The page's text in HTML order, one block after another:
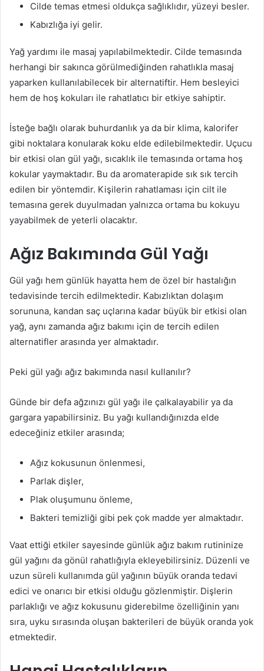
Cilde temas etmesi oldukça sağlıklıdır, yüzeyi besler.
Kabızlığa iyi gelir.
Yağ yardımı ile masaj yapılabilmektedir. Cilde temasında
herhangi bir sakınca görülmediğinden rahatlıkla masaj
yaparken kullanılabilecek bir alternatiftir. Hem besleyici
hem de hoş kokuları ile rahatlatıcı bir etkiye sahiptir.
İsteğe bağlı olarak buhurdanlık ya da bir klima, kalorifer
gibi noktalara konularak koku elde edilebilmektedir. Uçucu
bir etkisi olan gül yağı, sıcaklık ile temasında ortama hoş
kokular yaymaktadır. Bu da aromaterapide sık sık tercih
edilen bir yöntemdir. Kişilerin rahatlaması için cilt ile
temasına gerek duyulmadan yalnızca ortama bu kokuyu
yayabilmek de yeterli olacaktır.
Ağız Bakımında Gül Yağı
Gül yağı hem günlük hayatta hem de özel bir hastalığın
tedavisinde tercih edilmektedir. Kabızlıktan dolaşım
sorununa, kandan saç uçlarına kadar büyük bir etkisi olan
yağ, aynı zamanda ağız bakımı için de tercih edilen
alternatifler arasında yer almaktadır.
Peki gül yağı ağız bakımında nasıl kullanılır?
Günde bir defa ağzınızı gül yağı ile çalkalayabilir ya da
gargara yapabilirsiniz. Bu yağı kullandığınızda elde
edeceğiniz etkiler arasında;
Ağız kokusunun önlenmesi,
Parlak dişler,
Plak oluşumunu önleme,
Bakteri temizliği gibi pek çok madde yer almaktadır.
Vaat ettiği etkiler sayesinde günlük ağız bakım rutininize
gül yağını da gönül rahatlığıyla ekleyebilirsiniz. Düzenli ve
uzun süreli kullanımda gül yağının büyük oranda tedavi
edici ve onarıcı bir etkisi olduğu gözlenmiştir. Dişlerin
parlaklığı ve ağız kokusunu giderebilme özelliğinin yanı
sıra, uyku sırasında oluşan bakterileri de büyük oranda yok
etmektedir.